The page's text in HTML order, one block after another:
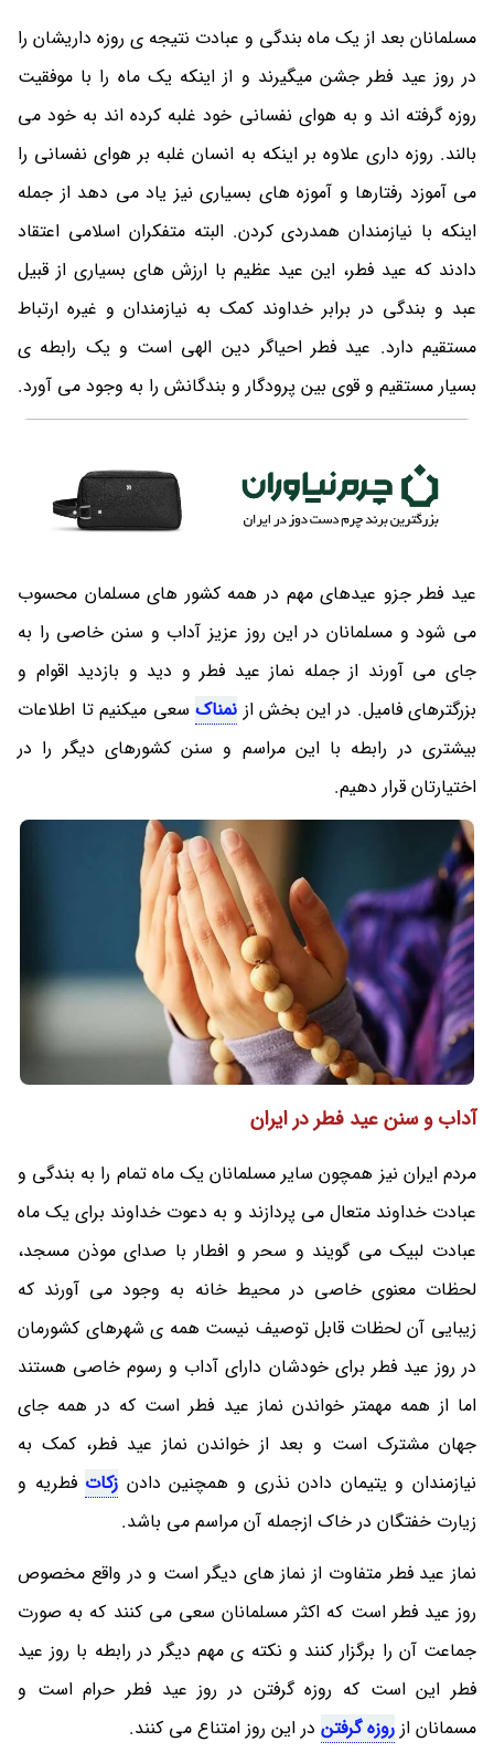
مسلمانان بعد از یک ماه بندگی و عبادت نتیجه ی روزه داریشان را
در روز عید فطر جشن میگیرند و از اینکه یک ماه را با موفقیت
روزه گرفته اند و به هوای نفسانی خود غلبه کرده اند به خود می
بالند. روزه داری علاوه بر اینکه به انسان غلبه بر هوای نفسانی را
می آموزد رفتارها و آموزه های بسیاری نیز یاد می دهد از جمله
اینکه با نیازمندان همدردی کردن. البته متفکران اسلامی اعتقاد
دادند که عید فطر، این عید عظیم با ارزش های بسیاری از قبیل
عبد و بندگی در برابر خداوند کمک به نیازمندان و غیره ارتباط
مستقیم دارد. عید فطر احیاگر دین الهی است و یک رابطه ی
بسیار مستقیم و قوی بین پرودگار و بندگانش را به وجود می آورد.
عید فطر جزو عیدهای مهم در همه کشور های مسلمان محسوب
می شود و مسلمانان در این روز عزیز آداب و سنن خاصی را به
جای می آورند از جمله نماز عید فطر و دید و بازدید اقوام و
بزرگترهای فامیل. در این بخش از نمناک سعی میکنیم تا اطلاعات
بیشتری در رابطه با این مراسم و سنن کشورهای دیگر را در
اختیارتان قرار دهیم.
آداب و سنن عید فطر در ایران
مردم ایران نیز همچون سایر مسلمانان یک ماه تمام را به بندگی و
عبادت خداوند متعال می پردازند و به دعوت خداوند برای یک ماه
عبادت لبیک می گویند و سحر و افطار با صدای موذن مسجد،
لحظات معنوی خاصی در محیط خانه به وجود می آورند که
زیبایی آن لحظات قابل توصیف نیست همه ی شهرهای کشورمان
در روز عید فطر برای خودشان دارای آداب و رسوم خاصی هستند
اما از همه مهمتر خواندن نماز عید فطر است که در همه جای
جهان مشترک است و بعد از خواندن نماز عید فطر، کمک به
نیازمندان و یتیمان دادن نذری و همچنین دادن زکات فطریه و
زیارت خفتگان در خاک ازجمله آن مراسم می باشد.
نماز عید فطر متفاوت از نماز های دیگر است و در واقع مخصوص
روز عید فطر است که اکثر مسلمانان سعی می کنند که به صورت
جماعت آن را برگزار کنند و نکته ی مهم دیگر در رابطه با روز عید
فطر این است که روزه گرفتن در روز عید فطر حرام است و
مسمانان از روزه گرفتن در این روز امتناع می کنند.